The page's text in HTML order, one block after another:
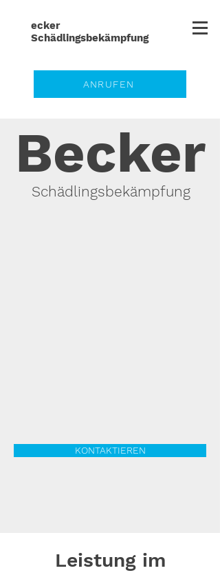
ecker
Schädlingsbekämpfung
ANRUFEN
Becker
Schädlingsbekämpfung
KONTAKTIEREN
Leistung im